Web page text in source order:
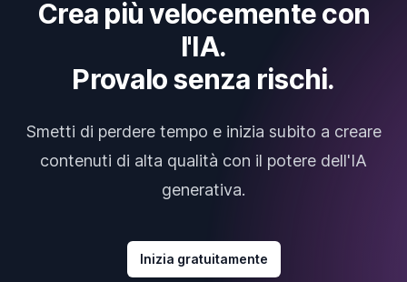
Crea più velocemente con
l'IA.
Provalo senza rischi.
Smetti di perdere tempo e inizia subito a creare
contenuti di alta qualità con il potere dell'IA
generativa.
Inizia gratuitamente